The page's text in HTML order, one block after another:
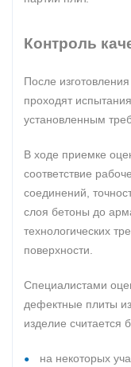
Контроль
После изготовления
проходят
установленным
В ходе приемке
соответствие
соединений,
слоя бетоны до
технологических
поверхности.
Специалистами
дефектные плиты
изделие считается
на некоторых